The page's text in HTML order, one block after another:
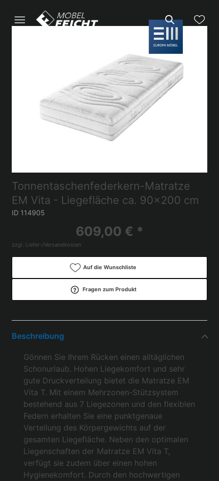
Tonnentaschenfederkern-Matratze
EM Vita - Liegefläche ca. 90x200 cm
ID 114905
609,00 € *
zzgl. Liefer-/Versandkosten
Auf die Wunschliste
Fragen zum Produkt
Beschreibung
Gönnen Sie Ihrem Rücken einen alltäglichen
Schonurlaub. Hohen Liegekomfort und sehr
gute Druckverteilung bietet die Matratze EM
Vita T. Mit einem Mehrzonen-Stützsystem
bestehend aus 7 Liegezonen und den flexiblen
Federn erhalten Sie eine punktgenaue
Verteilung des Körpergewichts auf der
gesamten Liegefläche. Neben den optimalen
Liegenschaften der Matratze EM Vita T,
verfügt sie zudem über einen hohen
Hygienekomfort. Durch den hochwertigen